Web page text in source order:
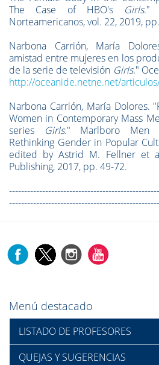
The Case of HBO's Girls."
Norteamericanos, vol. 22, 2019,
Narbona Carrión, María
amistad entre mujeres en los
de la serie de televisión Girls."
http://oceanide.netne.net/
Narbona Carrión, María Dolores.
Women in Contemporary Mass
series
Girls." Marlboro Men
Rethinking Gender in Popular
edited by Astrid M. Fellner et
Publishing, 2017, pp. 49-72.
Menú destacado
LISTADO DE PROFESORES
QUEJAS Y SUGERENCIAS